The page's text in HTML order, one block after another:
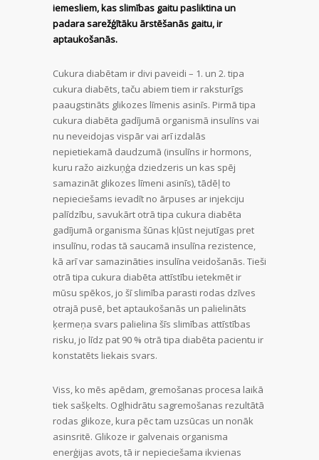
iemesliem, kas slimības gaitu pasliktina un
padara sarežģītāku ārstēšanās gaitu, ir
aptaukošanās.
Cukura diabētam ir divi paveidi – 1. un 2. tipa
cukura diabēts, taču abiem tiem ir raksturīgs
paaugstināts glikozes līmenis asinīs. Pirmā tipa
cukura diabēta gadījumā organismā insulīns vai
nu neveidojas vispār vai arī izdalās
nepietiekamā daudzumā (insulīns ir hormons,
kuru ražo aizkuņģa dziedzeris un kas spēj
samazināt glikozes līmeni asinīs), tādēļ to
nepieciešams ievadīt no ārpuses ar injekciju
palīdzību, savukārt otrā tipa cukura diabēta
gadījumā organisma šūnas kļūst nejutīgas pret
insulīnu, rodas tā saucamā insulīna rezistence,
kā arī var samazināties insulīna veidošanās. Tieši
otrā tipa cukura diabēta attīstību ietekmēt ir
mūsu spēkos, jo šī slimība parasti rodas dzīves
otrajā pusē, bet aptaukošanās un palielināts
ķermeņa svars palielina šīs slimības attīstības
risku, jo līdz pat 90 % otrā tipa diabēta pacientu ir
konstatēts liekais svars.
Viss, ko mēs apēdam, gremošanas procesa laikā
tiek sašķelts. Ogļhidrātu sagremošanas rezultātā
rodas glikoze, kura pēc tam uzsūcas un nonāk
asinsritē. Glikoze ir galvenais organisma
enerģijas avots, tā ir nepieciešama ikvienas